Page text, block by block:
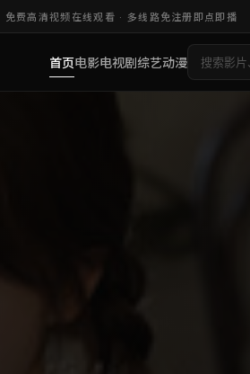
免费高清视频在线观看 · 多线路免注册即点即播
首页电影电视剧综艺动漫